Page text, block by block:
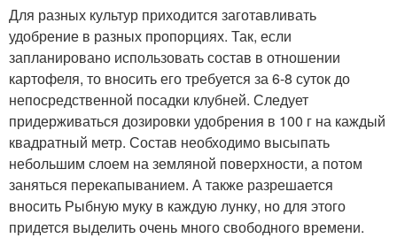
Для разных культур приходится заготавливать
удобрение в разных пропорциях. Так, если
запланировано использовать состав в отношении
картофеля, то вносить его требуется за 6-8 суток до
непосредственной посадки клубней. Следует
придерживаться дозировки удобрения в 100 г на каждый
квадратный метр. Состав необходимо высыпать
небольшим слоем на земляной поверхности, а потом
заняться перекапыванием. А также разрешается
вносить Рыбную муку в каждую лунку, но для этого
придется выделить очень много свободного времени.